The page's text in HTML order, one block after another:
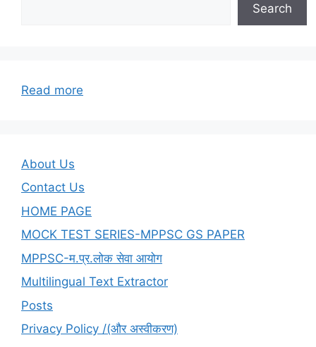
Search
Read more
About Us
Contact Us
HOME PAGE
MOCK TEST SERIES-MPPSC GS PAPER
MPPSC-म.प्र.लोक सेवा आयोग
Multilingual Text Extractor
Posts
Privacy Policy /(और अस्वीकरण)